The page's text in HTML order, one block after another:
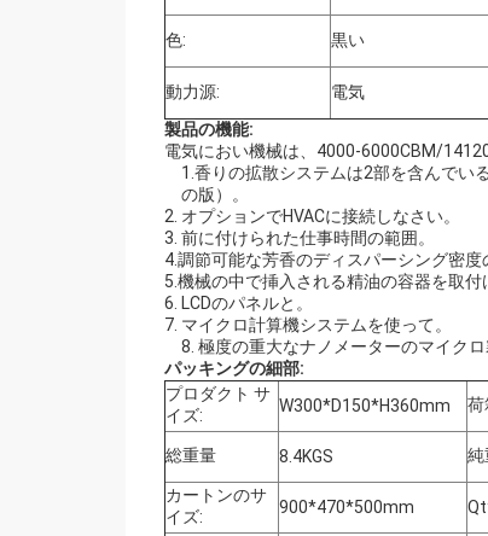
色: 黒い
動力源: 電気
製品の機能:
電気におい機械は、4000-6000CBM/
1.香りの拡散システムは2部を含んでい
の版）。
2. オプションでHVACに接続しなさい。
3. 前に付けられた仕事時間の範囲。
4.調節可能な芳香のディスパーシング密度
5.機械の中で挿入される精油の容器を取付
6. LCDのパネルと。
7. マイクロ計算機システムを使って。
8. 極度の重大なナノメーターのマイク
パッキングの細部:
プロダクト サ
イズ:
W300*D150*H360mm 荷
総重量 8.4KGS 純
カートンのサ
イズ:
900*470*500mm